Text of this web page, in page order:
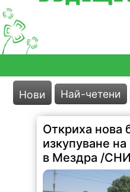
Нови Най-четени
Откриха нова
изкупуване
в Мездра /